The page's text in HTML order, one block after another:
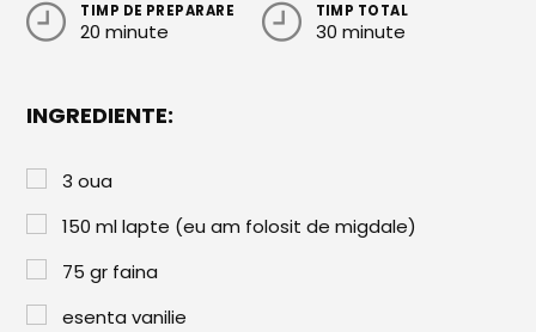
Dulceață / Gem
Sosuri și Condimente
Patiserie
TIMP DE PREPARARE
20 minute
TIMP TOTAL
30 minute
INGREDIENTE:
3 oua
150 ml lapte (eu am folosit de migdale)
75 gr faina
esenta vanilie